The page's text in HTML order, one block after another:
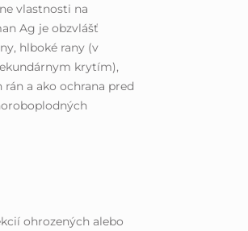
vlastnosti na
Ag je obzvlášť
hlboké rany (v
krytím),
a ako ochrana pred
ohrozených alebo